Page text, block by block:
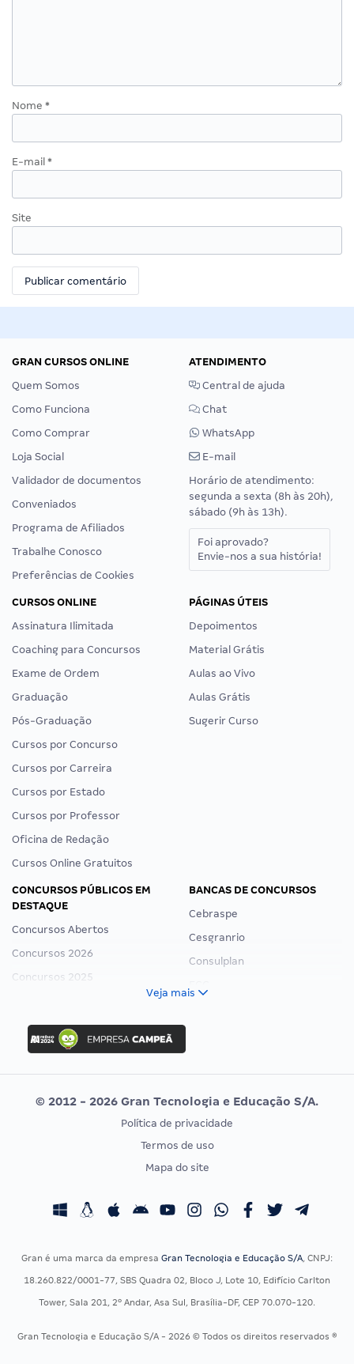
Nome *
E-mail *
Site
GRAN CURSOS ONLINE
Quem Somos
Como Funciona
Como Comprar
Loja Social
Validador de documentos
Conveniados
Programa de Afiliados
Trabalhe Conosco
Preferências de Cookies
ATENDIMENTO
Central de ajuda
Chat
WhatsApp
E-mail
Horário de atendimento:
segunda a sexta (8h às 20h),
sábado (9h às 13h).
Foi aprovado?
Envie-nos a sua história!
CURSOS ONLINE
Assinatura Ilimitada
Coaching para Concursos
Exame de Ordem
Graduação
Pós-Graduação
Cursos por Concurso
Cursos por Carreira
Cursos por Estado
Cursos por Professor
Oficina de Redação
Cursos Online Gratuitos
PÁGINAS ÚTEIS
Depoimentos
Material Grátis
Aulas ao Vivo
Aulas Grátis
Sugerir Curso
CONCURSOS PÚBLICOS EM
DESTAQUE
Concursos Abertos
Concursos 2026
Concursos 2025
Concurso Ibama
Concurso MPU
Editais publicados
BANCAS DE CONCURSOS
Cebraspe
Cesgranrio
Consulplan
Vunesp
CONCURSOS POR PROFISSÃO
Concursos Fiscais
Concursos Saúde
Residência Multiprofissional
EXAME DE ORDEM
Calendário OAB
Veja mais
© 2012 - 2026 Gran Tecnologia e Educação S/A.
Política de privacidade
Termos de uso
Mapa do site
Gran é uma marca da empresa Gran Tecnologia e Educação S/A, CNPJ:
18.260.822/0001-77, SBS Quadra 02, Bloco J, Lote 10, Edifício Carlton
Tower, Sala 201, 2º Andar, Asa Sul, Brasília-DF, CEP 70.070-120.
Gran Tecnologia e Educação S/A - 2026 © Todos os direitos reservados ®